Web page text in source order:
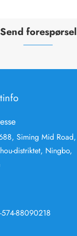
Send forespørsel
Siming Mid Road,
distriktet, Ningbo,
88090218